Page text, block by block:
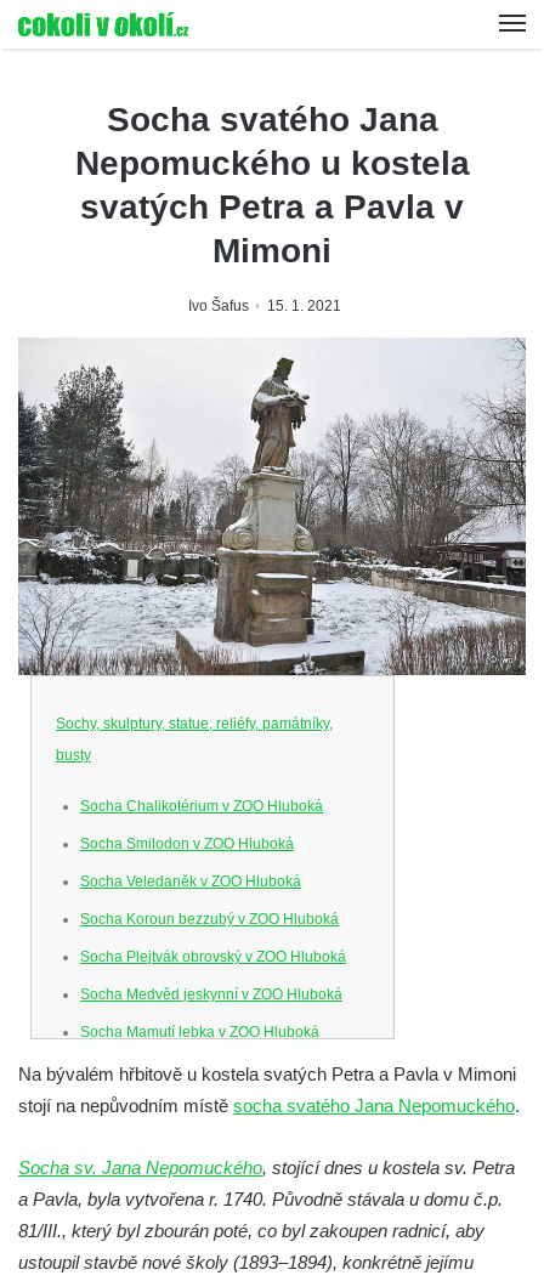
Socha svatého Jana
Nepomuckého u kostela
svatých Petra a Pavla v
Mimoni
Ivo Šafus 15. 1. 2021
Sochy, skulptury, statue, reliéfy, památníky,
busty
Socha Chalikotérium v ZOO Hluboká
Socha Smilodon v ZOO Hluboká
Socha Veledaněk v ZOO Hluboká
Socha Koroun bezzubý v ZOO Hluboká
Socha Plejtvák obrovský v ZOO Hluboká
Socha Medvěd jeskynní v ZOO Hluboká
Socha Mamutí lebka v ZOO Hluboká
Socha Mamut srstnatý v ZOO Hluboká
Socha Orel v ZOO Hluboká
Socha Přátelství v ZOO Hluboká
Socha Lišky v ZOO Hluboká
Na bývalém hřbitově u kostela svatých Petra a Pavla v Mimoni
stojí na nepůvodním místě socha svatého Jana Nepomuckého.
Socha sv. Jana Nepomuckého, stojící dnes u kostela sv. Petra
a Pavla, byla vytvořena r. 1740. Původně stávala u domu č.p.
81/III., který byl zbourán poté, co byl zakoupen radnicí, aby
ustoupil stavbě nové školy (1893–1894), konkrétně jejímu